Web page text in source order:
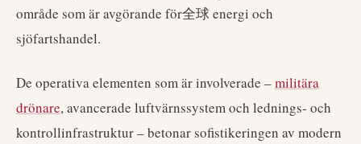
område som är avgörande för全球 energi och
sjöfartshandel.
De operativa elementen som är involverade –militära
drönare, avancerade luftvärnssystem och lednings- och
kontrollinfrastruktur – betonar sofistikeringen av modern